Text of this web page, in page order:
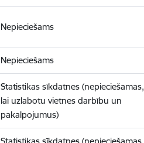
Nepieciešams
Nepieciešams
Statistikas sīkdatnes (nepieciešamas,
lai uzlabotu vietnes darbību un
pakalpojumus)